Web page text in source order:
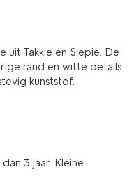
uit Takkie en Siepie. De
rand en witte details
kunststof.
3 jaar. Kleine